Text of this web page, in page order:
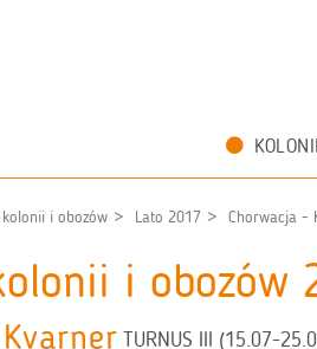
kolonii i obozów Lato 2017 Chorwacja -
i obozów
TURNUS III (15.07-